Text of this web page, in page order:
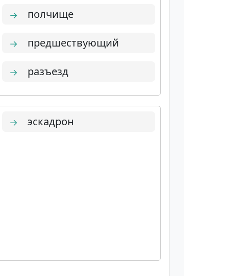
→ полчище
→ предшествующий
→ разъезд
→ эскадрон